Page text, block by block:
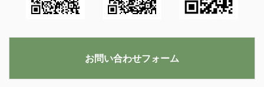
お問い合わせフォーム